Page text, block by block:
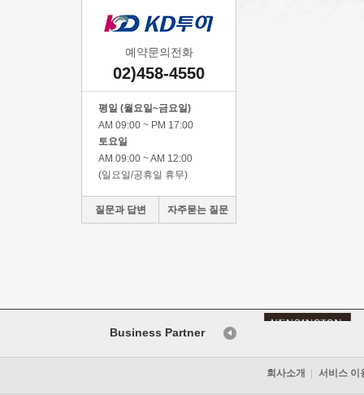
예약문의전화
02)458-4550
평일 (월요일~금요일)
AM 09:00 ~ PM 17:00
토요일
AM 09:00 ~ AM 12:00
(일요일/공휴일 휴무)
질문과 답변 자주묻는 질문
Business Partner
회사소개 서비스 이